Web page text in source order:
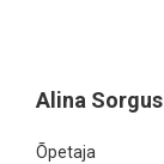
Alina Sorgus
Õpetaja